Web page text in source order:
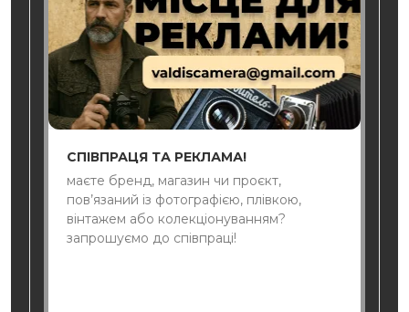
СПІВПРАЦЯ ТА РЕКЛАМА!
маєте бренд, магазин чи проєкт,
пов’язаний із фотографією, плівкою,
вінтажем або колекціонуванням?
запрошуємо до співпраці!